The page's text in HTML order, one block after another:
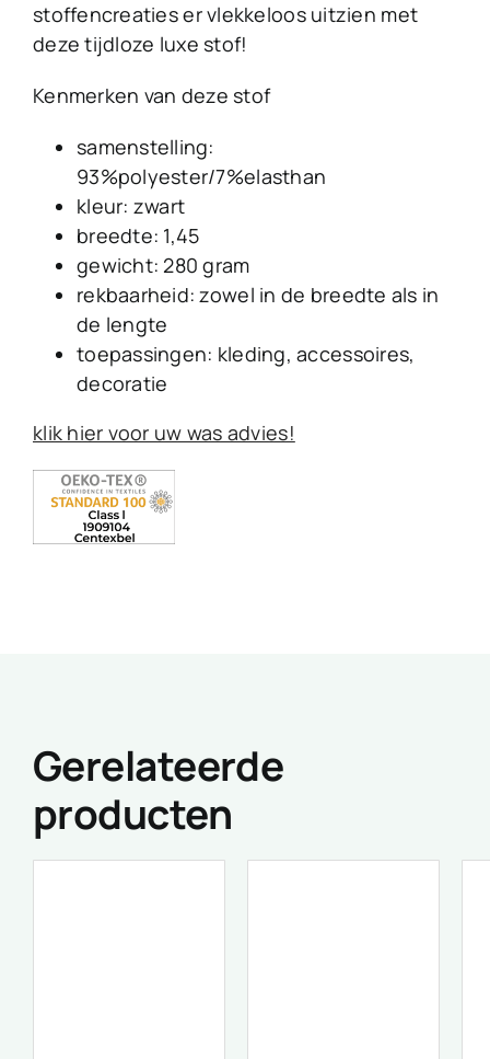
stoffencreaties er vlekkeloos uitzien met
deze tijdloze luxe stof!
Kenmerken van deze stof
samenstelling:
93%polyester/7%elasthan
kleur: zwart
breedte: 1,45
gewicht: 280 gram
rekbaarheid: zowel in de breedte als in
de lengte
toepassingen: kleding, accessoires,
decoratie
klik hier voor uw was advies!
Gerelateerde
producten